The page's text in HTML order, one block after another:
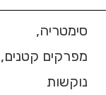
סימטריה,
מפרקים קטנים,
נוקשות